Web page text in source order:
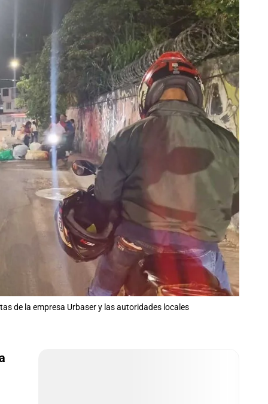
de la empresa Urbaser y las autoridades locales